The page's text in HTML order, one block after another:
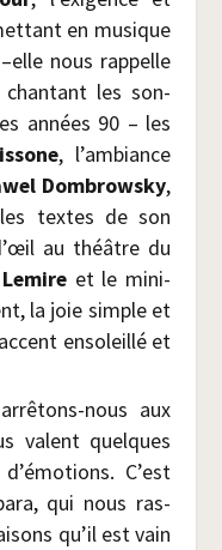
en musique
nous rap­pelle
chan­tant les son­
années 90 – les
, l’ambiance
Dom­brows­ky,
textes de son
au théâtre du
et le mini­
la joie simple et
enso­leillé et
nous aux
valent quelques
C’est
qui nous ras­
qu’il est vain